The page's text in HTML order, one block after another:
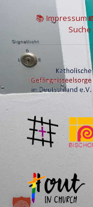
📚 Impressum
Suche